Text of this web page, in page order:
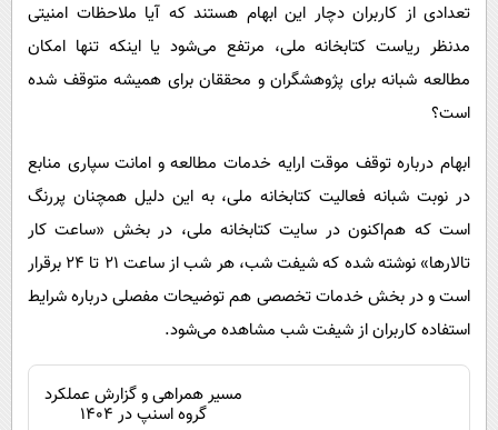
تعدادی از کاربران دچار این ابهام هستند که آیا ملاحظات امنیتی
مدنظر ریاست کتابخانه ملی، مرتفع می‌شود یا اینکه تنها امکان
مطالعه شبانه برای پژوهشگران و محققان برای همیشه متوقف شده
است؟
ابهام درباره توقف موقت ارایه خدمات مطالعه و امانت سپاری منابع
در نوبت شبانه فعالیت کتابخانه ملی، به این دلیل همچنان پررنگ
است که هم‌اکنون در سایت کتابخانه ملی، در بخش «ساعت کار
تالارها» نوشته شده که شیفت شب، هر شب از ساعت 21 تا 24 برقرار
است و در بخش خدمات تخصصی هم توضیحات مفصلی درباره شرایط
استفاده کاربران از شیفت شب مشاهده می‌شود.
مسیر همراهی و گزارش عملکرد
گروه اسنپ در ۱۴۰۴